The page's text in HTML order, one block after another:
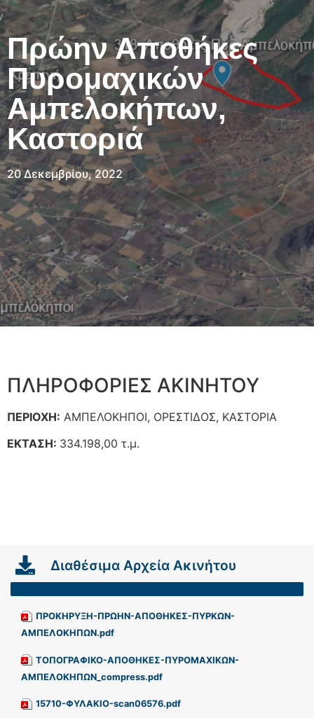
Πρώην Αποθήκες
Πυρομαχικών
Αμπελοκήπων,
Καστοριά
20 Δεκεμβρίου, 2022
ΠΛΗΡΟΦΟΡΙΕΣ ΑΚΙΝΗΤΟΥ
ΠΕΡΙΟΧΗ: ΑΜΠΕΛΟΚΗΠΟΙ, ΟΡΕΣΤΙΔΟΣ, ΚΑΣΤΟΡΙΑ
ΕΚΤΑΣΗ: 334.198,00 τ.μ.
Διαθέσιμα Αρχεία Ακινήτου
ΠΡΟΚΗΡΥΞΗ-ΠΡΩΗΝ-ΑΠΟΘΗΚΕΣ-ΠΥΡΚΩΝ-
ΑΜΠΕΛΟΚΗΠΩΝ.pdf
ΤΟΠΟΓΡΑΦΙΚΟ-ΑΠΟΘΗΚΕΣ-ΠΥΡΟΜΑΧΙΚΩΝ-
ΑΜΠΕΛΟΚΗΠΩΝ_compress.pdf
15710-ΦΥΛΑΚΙΟ-scan06576.pdf